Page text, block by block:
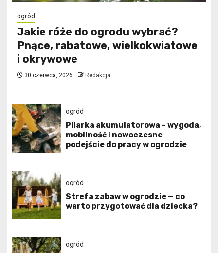
ogród
Jakie róże do ogrodu wybrać?
Pnące, rabatowe, wielkokwiatowe
i okrywowe
30 czerwca, 2026 Redakcja
ogród
Pilarka akumulatorowa – wygoda,
mobilność i nowoczesne
podejście do pracy w ogrodzie
ogród
Strefa zabaw w ogrodzie — co
warto przygotować dla dziecka?
ogród